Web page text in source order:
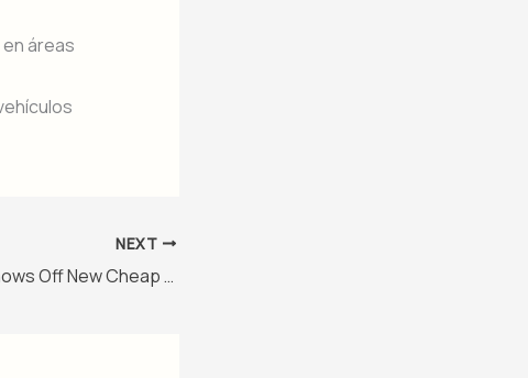
áreas
NEXT
Sheinbaum Shows Off New Cheap Electric Car in Mexico – Level 1